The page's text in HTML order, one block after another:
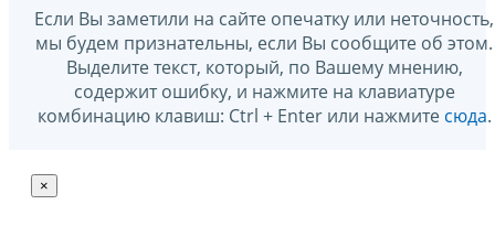
Если Вы заметили на сайте опечатку или неточность,
мы будем признательны, если Вы сообщите об этом.
Выделите текст, который, по Вашему мнению,
содержит ошибку, и нажмите на клавиатуре
комбинацию клавиш: Ctrl + Enter или нажмите сюда.
×